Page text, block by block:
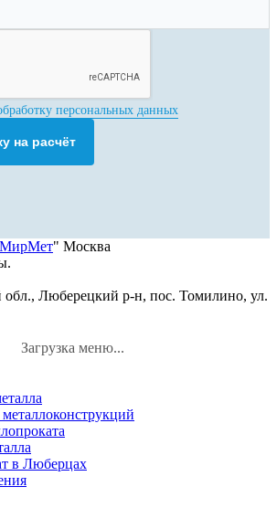
персональных данных
на расчёт
МирМет" Москва
обл., Люберецкий р-н, пос. Томилино, ул.
Загрузка меню...
в Люберцах